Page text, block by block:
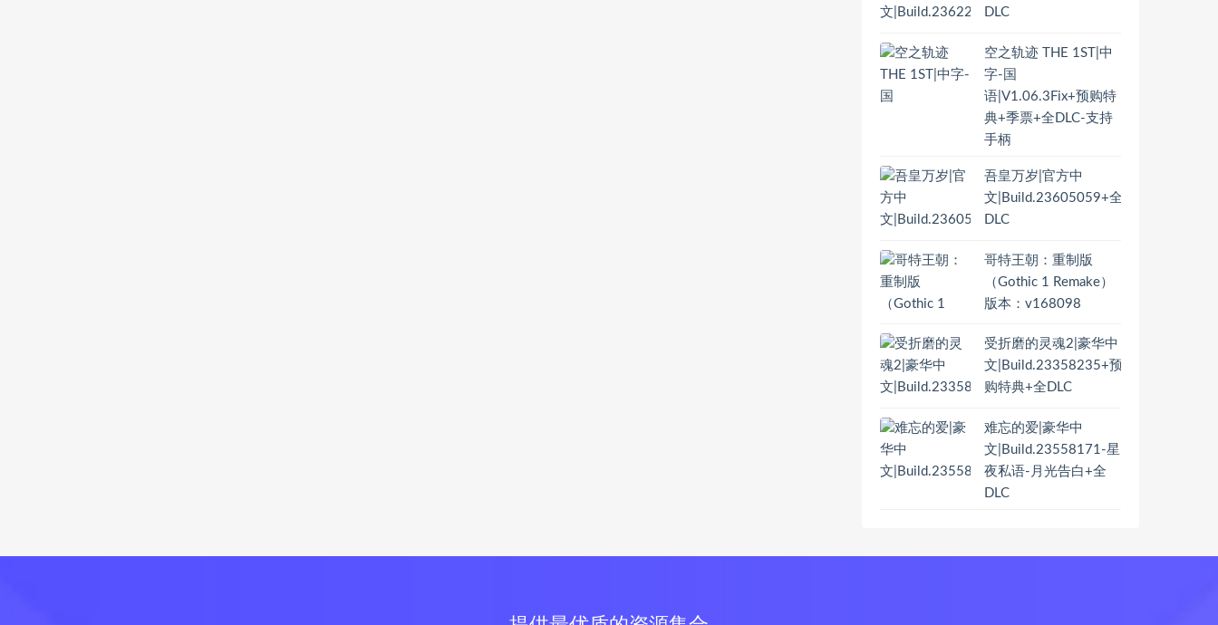
DLC
空之轨迹 THE 1ST|中
字-国
语|V1.06.3Fix+预购特
典+季票+全DLC-支持
手柄
吾皇万岁|官方中
文|Build.23605059+全
DLC
哥特王朝：重制版
（Gothic 1 Remake）
版本：v168098
受折磨的灵魂2|豪华中
文|Build.23358235+预
购特典+全DLC
难忘的爱|豪华中
文|Build.23558171-星
夜私语-月光告白+全
DLC